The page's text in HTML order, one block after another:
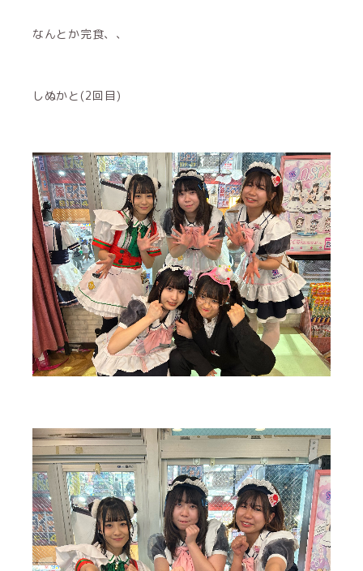
なんとか完食、、
しぬかと(2回目)